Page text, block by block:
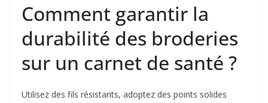
Comment garantir la
durabilité des broderies
sur un carnet de santé ?
Utilisez des fils résistants, adoptez des points solides